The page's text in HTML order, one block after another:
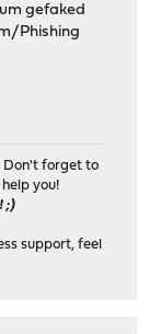
gefaked
Phishing
forget to
you!
;)
support, feel